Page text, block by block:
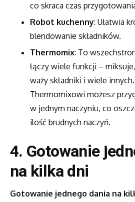
co skraca czas
Robot kuchenny: Ułatwia
blendowanie składników.
Thermomix: To
łączy wiele funkcji –
waży składniki i wiele
Thermomixowi możesz
w jednym naczyniu, co
ilość brudnych naczyń.
4. Gotowanie
na kilka dni
Gotowanie jednego dania na